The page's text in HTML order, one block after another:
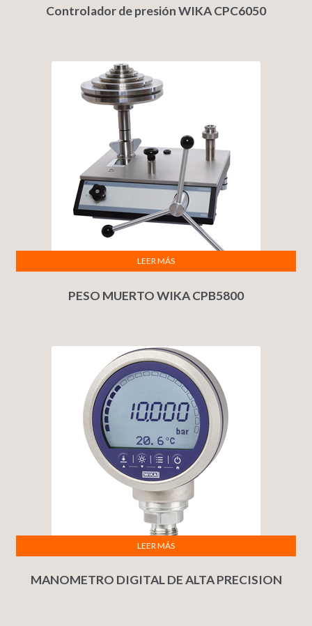
Controlador de presión WIKA CPC6050
PESO MUERTO WIKA CPB5800
LEER MÁS
MANOMETRO DIGITAL DE ALTA PRECISION
LEER MÁS